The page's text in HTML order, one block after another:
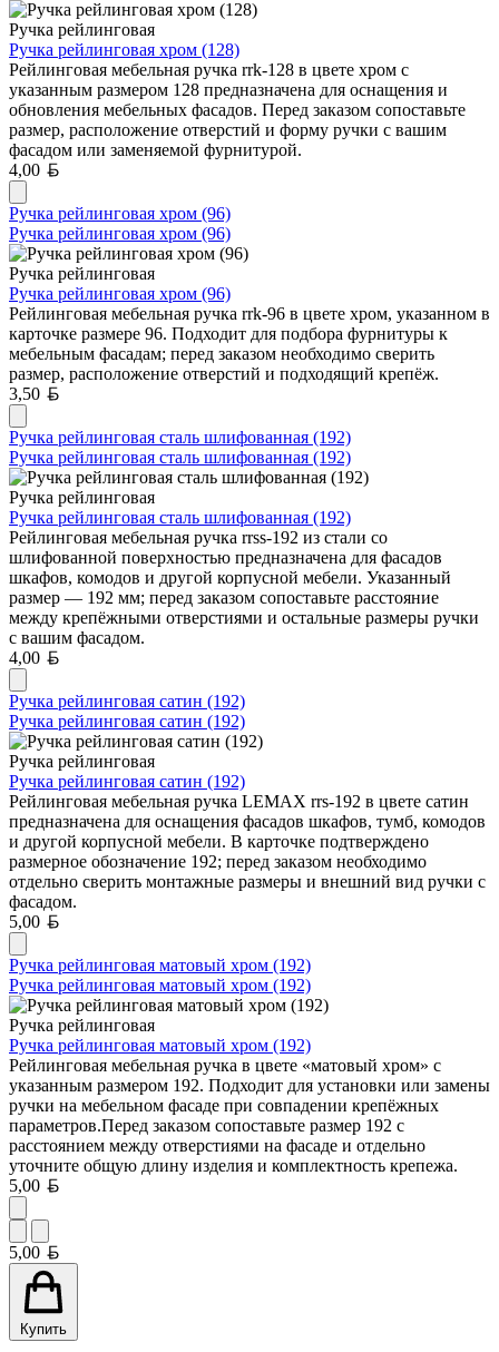
Ручка рейлинговая
Ручка рейлинговая хром (128)
Рейлинговая мебельная ручка rrk-128 в цвете хром с
указанным размером 128 предназначена для оснащения и
обновления мебельных фасадов. Перед заказом сопоставьте
размер, расположение отверстий и форму ручки с вашим
фасадом или заменяемой фурнитурой.
4,00
Ручка рейлинговая хром (96)
Ручка рейлинговая хром (96)
Ручка рейлинговая
Ручка рейлинговая хром (96)
Рейлинговая мебельная ручка rrk-96 в цвете хром, указанном в
карточке размере 96. Подходит для подбора фурнитуры к
мебельным фасадам; перед заказом необходимо сверить
размер, расположение отверстий и подходящий крепёж.
3,50
Ручка рейлинговая сталь шлифованная (192)
Ручка рейлинговая сталь шлифованная (192)
Ручка рейлинговая
Ручка рейлинговая сталь шлифованная (192)
Рейлинговая мебельная ручка rrss-192 из стали со
шлифованной поверхностью предназначена для фасадов
шкафов, комодов и другой корпусной мебели. Указанный
размер — 192 мм; перед заказом сопоставьте расстояние
между крепёжными отверстиями и остальные размеры ручки
с вашим фасадом.
4,00
Ручка рейлинговая сатин (192)
Ручка рейлинговая сатин (192)
Ручка рейлинговая
Ручка рейлинговая сатин (192)
Рейлинговая мебельная ручка LEMAX rrs-192 в цвете сатин
предназначена для оснащения фасадов шкафов, тумб, комодов
и другой корпусной мебели. В карточке подтверждено
размерное обозначение 192; перед заказом необходимо
отдельно сверить монтажные размеры и внешний вид ручки с
фасадом.
5,00
Ручка рейлинговая матовый хром (192)
Ручка рейлинговая матовый хром (192)
Ручка рейлинговая
Ручка рейлинговая матовый хром (192)
Рейлинговая мебельная ручка в цвете «матовый хром» с
указанным размером 192. Подходит для установки или замены
ручки на мебельном фасаде при совпадении крепёжных
параметров.Перед заказом сопоставьте размер 192 с
расстоянием между отверстиями на фасаде и отдельно
уточните общую длину изделия и комплектность крепежа.
5,00
5,00
Купить